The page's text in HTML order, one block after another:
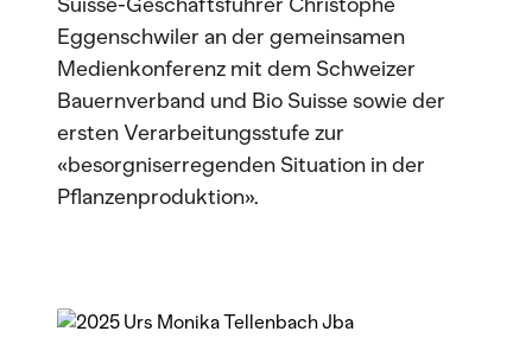
Eggenschwiler an der gemeinsamen
Medienkonferenz mit dem Schweizer
Bauernverband und Bio Suisse sowie der
ersten Verarbeitungsstufe zur
«besorgniserregenden Situation in der
Pflanzenproduktion».